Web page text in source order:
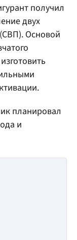
получил
двух
Основой
планировал
и